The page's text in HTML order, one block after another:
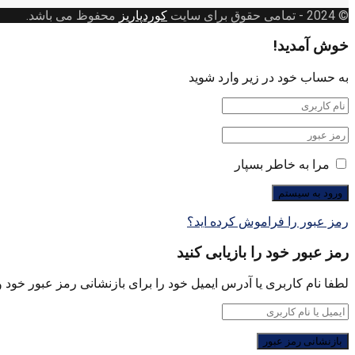
© 2024
- تمامی حقوق برای سایت کوردپاریز محفوظ می باشد.
خوش آمدید!
به حساب خود در زیر وارد شوید
مرا به خاطر بسپار
رمز عبور را فراموش کرده اید؟
رمز عبور خود را بازیابی کنید
لطفا نام کاربری یا آدرس ایمیل خود را برای بازنشانی رمز عبور خود